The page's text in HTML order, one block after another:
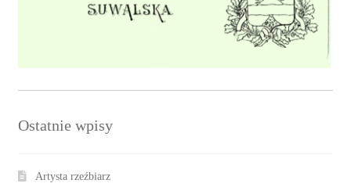
Ostatnie wpisy
Artysta rzeźbiarz